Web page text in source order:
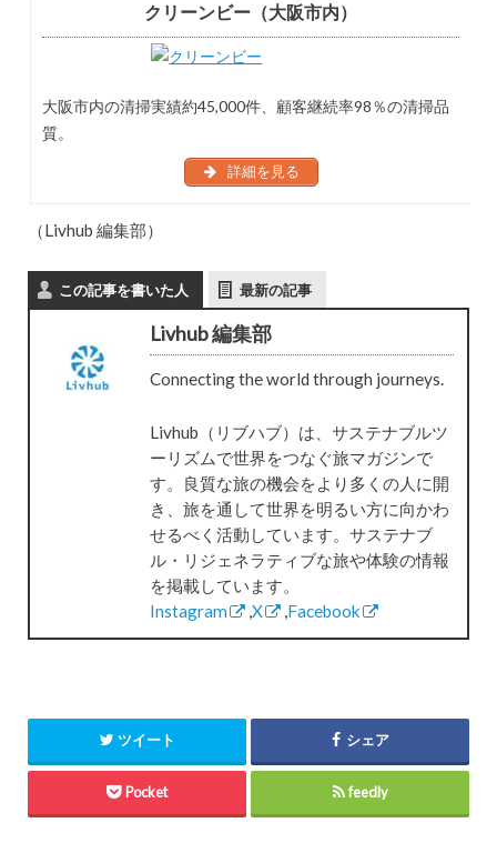
クリーンビー（大阪市内）
大阪市内の清掃実績約45,000件、顧客継続率98％の清掃品
質。
詳細を見る
（Livhub 編集部）
この記事を書いた人 最新の記事
Livhub 編集部
Connecting the world through journeys.
Livhub（リブハブ）は、サステナブルツ
ーリズムで世界をつなぐ旅マガジンで
す。良質な旅の機会をより多くの人に開
き、旅を通して世界を明るい方に向かわ
せるべく活動しています。サステナブ
ル・リジェネラティブな旅や体験の情報
を掲載しています。
Instagram
,X ,Facebook
ツイート シェア
Pocket feedly